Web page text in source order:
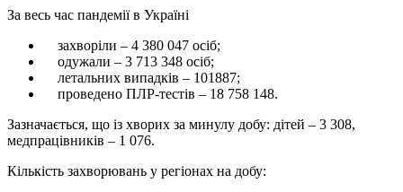
За весь час пандемії в Україні
захворіли – 4 380 047 осіб;
одужали – 3 713 348 осіб;
летальних випадків – 101887;
проведено ПЛР-тестів – 18 758 148.
Зазначається, що із хворих за минулу добу: дітей – 3 308,
медпрацівників – 1 076.
Кількість захворювань у регіонах на добу: